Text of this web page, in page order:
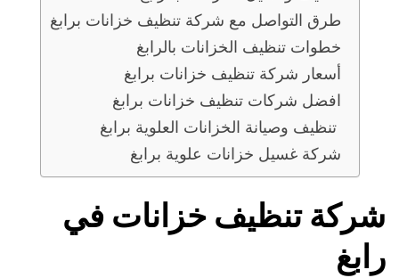
طرق التواصل مع شركة تنظيف خزانات برابغ
خطوات تنظيف الخزانات بالرابغ
أسعار شركة تنظيف خزانات برابغ
افضل شركات تنظيف خزانات برابغ
تنظيف وصيانة الخزانات العلوية برابغ
شركة غسيل خزانات علوية برابغ
شركة تنظيف خزانات في
رابغ